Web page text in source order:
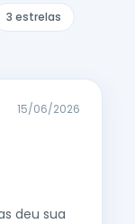
3 estrelas
15/06/2026
deu sua